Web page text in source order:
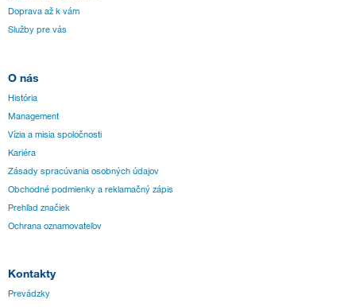
Doprava až k vám
Služby pre vás
O nás
História
Management
Vízia a misia spoločnosti
Kariéra
Zásady spracúvania osobných údajov
Obchodné podmienky a reklamačný zápis
Prehľad značiek
Ochrana oznamovateľov
Kontakty
Prevádzky